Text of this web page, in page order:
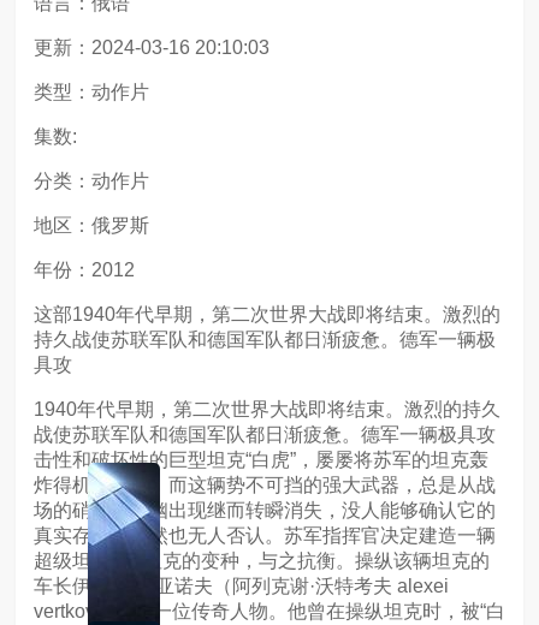
更新：2024-03-16 20:10:03
类型：动作片
集数:
分类：动作片
地区：俄罗斯
年份：2012
这部1940年代早期，第二次世界大战即将结束。激烈的
持久战使苏联军队和德国军队都日渐疲惫。德军一辆极
具攻
1940年代早期，第二次世界大战即将结束。激烈的持久
战使苏联军队和德国军队都日渐疲惫。德军一辆极具攻
击性和破坏性的巨型坦克“白虎”，屡屡将苏军的坦克轰
炸得机毁人亡。而这辆势不可挡的强大武器，总是从战
场的硝烟中幽幽出现继而转瞬消失，没人能够确认它的
真实存在，当然也无人否认。苏军指挥官决定建造一辆
超级坦克t-34坦克的变种，与之抗衡。操纵该辆坦克的
车长伊凡·纳季亚诺夫（阿列克谢·沃特考夫 alexei
vertkov饰）是一位传奇人物。他曾在操纵坦克时，被“白